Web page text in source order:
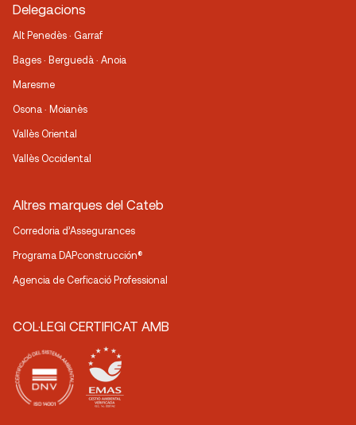
Delegacions
Alt Penedès · Garraf
Bages · Berguedà · Anoia
Maresme
Osona · Moianès
Vallès Oriental
Vallès Occidental
Altres marques del Cateb
Corredoria d’Assegurances
Programa DAPconstrucción®
Agencia de Cerficació Professional
COL·LEGI CERTIFICAT AMB